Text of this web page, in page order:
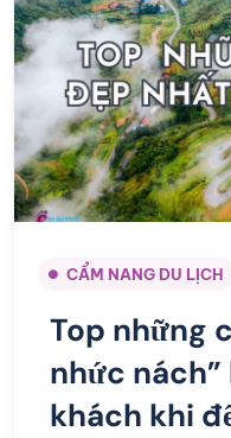
CẨM NANG DU LỊCH
Top những
nhức nách”
khách khi